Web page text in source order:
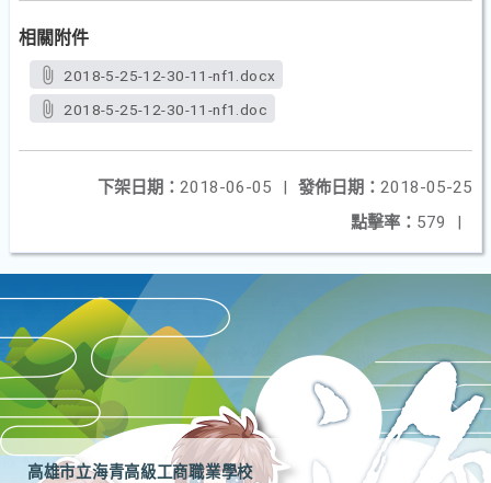
相關附件
2018-5-25-12-30-11-nf1.docx
2018-5-25-12-30-11-nf1.doc
發佈日期： 2018-05-25
下架日期： 2018-06-05
|
點擊率： 579 |
高雄市立海青高級工商職業學校